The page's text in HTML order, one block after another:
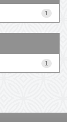
1
1